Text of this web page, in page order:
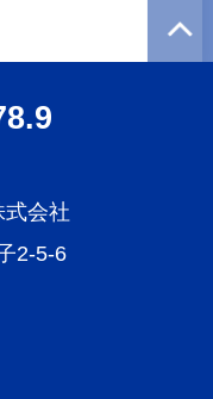
会社
2-5-6